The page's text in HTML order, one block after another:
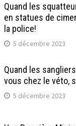
Quand les
en statues de
la police!
5 décembre 2023
Quand les
vous chez le véto,
5 décembre 2023